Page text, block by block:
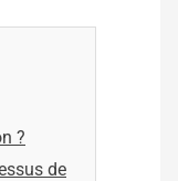
?
de